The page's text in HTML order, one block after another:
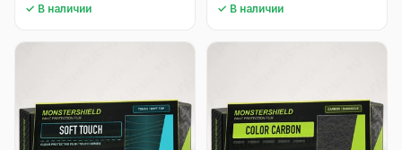
✓ В наличии ✓ В наличии